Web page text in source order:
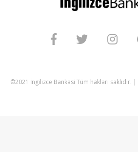
©2021 İngilizce Bankasi Tüm hakları saklıdır. |